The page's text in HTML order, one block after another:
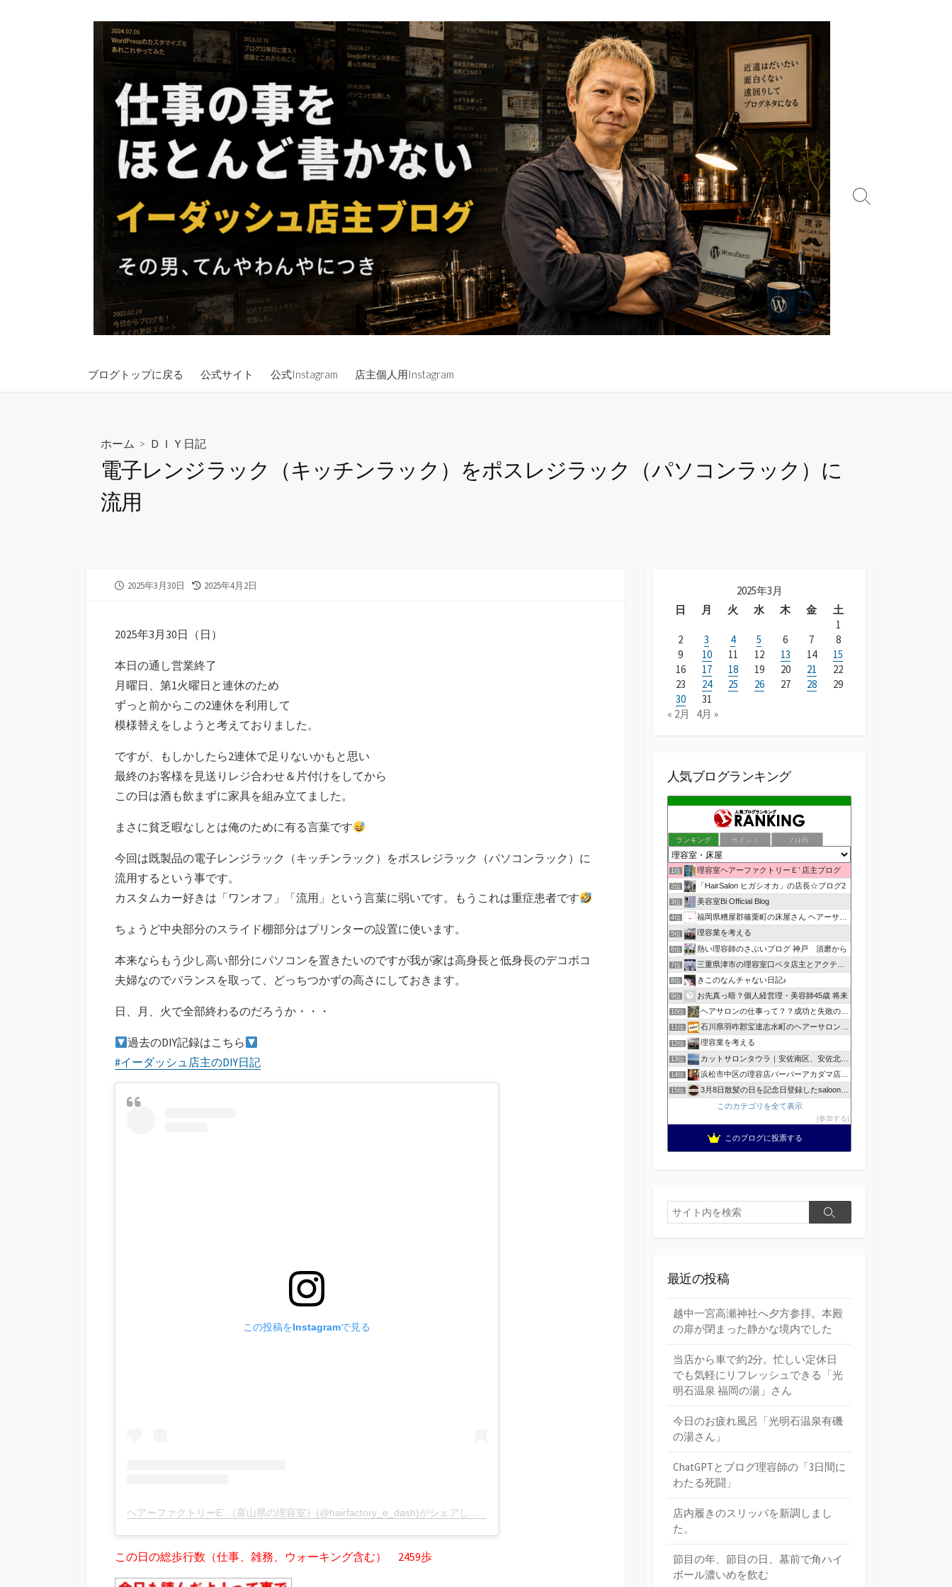
ブログトップに戻る 公式サイト 公式Instagram 店主個人用Instagram
検
ホーム > ＤＩＹ日記
電子レンジラック（キッチンラック）をポスレジラック（パソコンラック）に
流用
公
2025年3月30日
最
新
日
2025年4月2日
2025年3月30日（日）
本日の通し営業終了
月曜日、第1火曜日と連休のため
ずっと前からこの2連休を利用して
模様替えをしようと考えておりました。
ですが、もしかしたら2連休で足りないかもと思い
最終のお客様を見送りレジ合わせ＆片付けをしてから
この日は酒も飲まずに家具を組み立てました。
まさに貧乏暇なしとは俺のために有る言葉です
今回は既製品の電子レンジラック（キッチンラック）をポスレジラック（パソコンラック）に
流用するという事です。
カスタムカー好きは「ワンオフ」「流用」という言葉に弱いです。もうこれは重症患者です
ちょうど中央部分のスライド棚部分はプリンターの設置に使います。
本来ならもう少し高い部分にパソコンを置きたいのですが我が家は高身長と低身長のデコボコ
夫婦なのでバランスを取って、どっちつかずの高さにしておきます。
日、月、火で全部終わるのだろうか・・・
過去のDIY記録はこちら
#イーダッシュ店主のDIY日記
この投稿をInstagramで見る
ヘアーファクトリーE’ （富山県の理容室）(@hairfactory_e_dash)がシェアした投稿
この日の総歩行数（仕事、雑務、ウォーキング含む） 2459歩
2025年3月
日
月 火 水 木 金
土
1
2
3 4 5 6 7
8
9
10 11 12 13 14
15
16
17 18 19 20 21
22
23
24 25 26 27 28
29
30
31
« 2月
4月 »
人気ブログランキング
ランキング ポイント ブロ画
1位 理容室ヘアーファクトリーＥ’ 店主ブログ
2位 「HairSalon ヒガシオカ」の店長☆ブログ2
3位 美容室Bi Official Blog
4位 福岡県糟屋郡篠栗町の床屋さん ヘアーサロン１２３公式ブログ
5位 理容業を考える
6位 熱い理容師のさぶいブログ 神戸 須磨から
7位 三重県津市の理容室口ベタ店主とアクティブ嫁のblog
8位 きこのなんチャない日記♪
9位 お先真っ暗？個人経営理・美容師45歳 将来
10位 ヘアサロンの仕事って？？成功と失敗の覚悟！
11位 石川県羽咋郡宝達志水町のヘアーサロン ホープヘアーズ
12位 理容業を考える
13位 カットサロンタウラ｜安佐南区、安佐北区の理美容院
14位 浜松市中区の理容店バーバーアカダマ店主が書く
15位
3月8日散髪の日を記念日登録したsaloonhair
このカテゴリを全て表示
参加する
このブログに投票する
検
索
検
最近の投稿
越中一宮高瀬神社へ夕方参拝。本殿
の扉が閉まった静かな境内でした
当店から車で約2分。忙しい定休日
でも気軽にリフレッシュできる「光
明石温泉 福岡の湯」さん
今日のお疲れ風呂「光明石温泉有磯
の湯さん」
ChatGPTとブログ理容師の「3日間に
わたる死闘」
店内履きのスリッパを新調しまし
た。
節目の年、節目の日、墓前で角ハイ
ボール濃いめを飲む